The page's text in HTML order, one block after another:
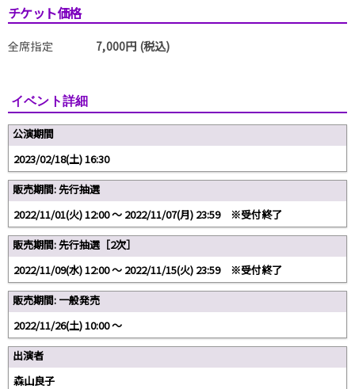
チケット価格
全席指定 7,000円 (税込)
イベント詳細
公演期間
2023/02/18(土) 16:30
販売期間: 先行抽選
2022/11/01(火) 12:00 〜 2022/11/07(月) 23:59 ※受付終了
販売期間: 先行抽選［2次］
2022/11/09(水) 12:00 〜 2022/11/15(火) 23:59 ※受付終了
販売期間: 一般発売
2022/11/26(土) 10:00 〜
出演者
森山良子